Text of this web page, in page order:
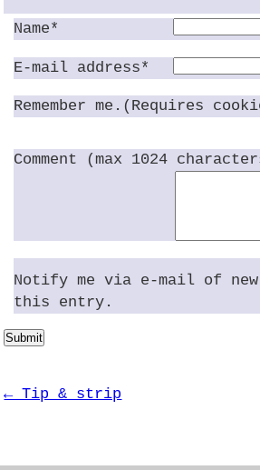
Name*
E-mail address*
Remember me.(Requires
Comment (max 1024
Notify me via e-mail of new
this entry.
Submit
← Tip & strip